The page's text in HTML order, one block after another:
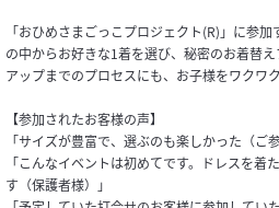
「おひめさまごっこプロジェクト(R)」に参
の中からお好きな1着を選び、秘密のお着替
アップまでのプロセスにも、お子様をワクワ
【参加されたお客様の声】
「サイズが豊富で、選ぶのも楽しかった（ご
「こんなイベントは初めてです。ドレスを着
す（保護者様）」